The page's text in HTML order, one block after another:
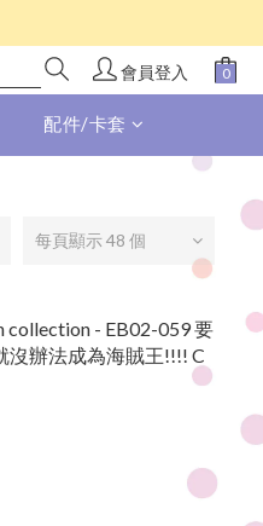
會員登入
配件/卡套
每頁顯示 48 個